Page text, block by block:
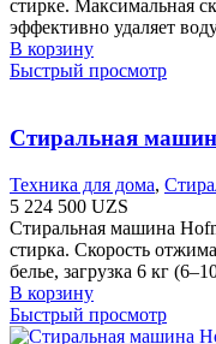
стирке. Максимальная
эффективно удаляет
В корзину
Быстрый просмотр
Стиральная
Техника для дома,
5 224 500 UZS
Стиральная машина
стирка. Скорость
белье, загрузка 6 кг
В корзину
Быстрый просмотр